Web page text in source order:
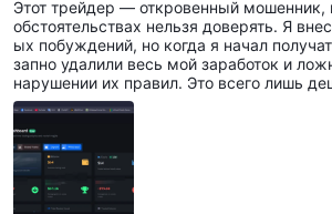
Этот трейдер — откровенный мошенник,
обстоятельствах нельзя доверять. Я
ых побуждений, но когда я начал
запно удалили весь мой заработок и
нарушении их правил. Это всего лишь
обы украсть средства клиентов. Что еще
йста, держитесь подальше от этого
ра. Не повторяйте моих ошибок.